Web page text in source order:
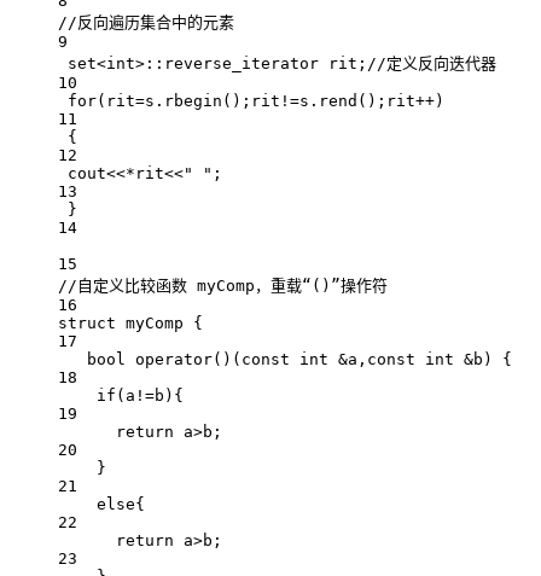
//反向遍历集合中的元素
9
set<int>::reverse_iterator rit; //定义反向迭代器
10
for(rit=s. rbegin ();rit !=s. rend ();rit++)
11
{
12
cout<<* rit<<" " ;
13
}
14
15
//自定义比较函数 myComp，重载“()”操作符
16
struct myComp {
17
bool operator() ( const int &a , const int &b ) {
18
if (a !=b){
19
return a>b;
20
}
21
else{
22
return a>b;
23